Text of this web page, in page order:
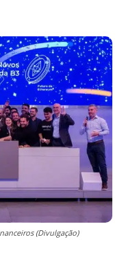
(Divulgação)